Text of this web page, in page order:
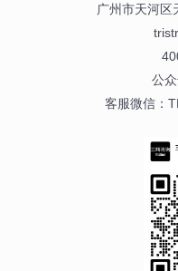
广州市天河区
公
客服微信：